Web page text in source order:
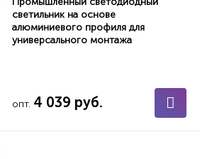
светильник на основе
алюминиевого профиля для
универсального монтажа
опт. 4 039 руб.